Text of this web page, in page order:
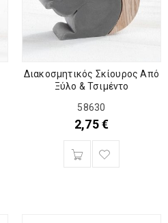
Διακοσμητικός Σκίουρος Από
Ξύλο & Τσιμέντο
58630
2,75€